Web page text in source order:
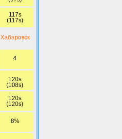
117s
(117s)
Хабаровск
4
120s
(108s)
120s
(120s)
8%